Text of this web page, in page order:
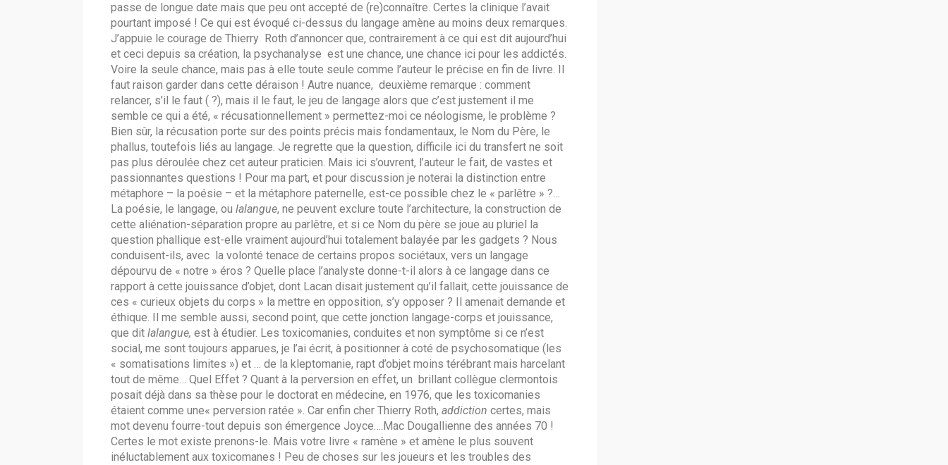
passe de longue date mais que peu ont accepté de (re)connaître. Certes la clinique l’avait
pourtant imposé ! Ce qui est évoqué ci-dessus du langage amène au moins deux remarques.
J’appuie le courage de Thierry Roth d’annoncer que, contrairement à ce qui est dit aujourd’hui
et ceci depuis sa création, la psychanalyse est une chance, une chance ici pour les addictés.
Voire la seule chance, mais pas à elle toute seule comme l’auteur le précise en fin de livre. Il
faut raison garder dans cette déraison ! Autre nuance, deuxième remarque : comment
relancer, s’il le faut ( ?), mais il le faut, le jeu de langage alors que c’est justement il me
semble ce qui a été, « récusationnellement » permettez-moi ce néologisme, le problème ?
Bien sûr, la récusation porte sur des points précis mais fondamentaux, le Nom du Père, le
phallus, toutefois liés au langage. Je regrette que la question, difficile ici du transfert ne soit
pas plus déroulée chez cet auteur praticien. Mais ici s’ouvrent, l’auteur le fait, de vastes et
passionnantes questions ! Pour ma part, et pour discussion je noterai la distinction entre
métaphore – la poésie – et la métaphore paternelle, est-ce possible chez le « parlêtre » ?…
La poésie, le langage, ou lalangue, ne peuvent exclure toute l’architecture, la construction de
cette aliénation-séparation propre au parlêtre, et si ce Nom du père se joue au pluriel la
question phallique est-elle vraiment aujourd’hui totalement balayée par les gadgets ? Nous
conduisent-ils, avec la volonté tenace de certains propos sociétaux, vers un langage
dépourvu de « notre » éros ? Quelle place l’analyste donne-t-il alors à ce langage dans ce
rapport à cette jouissance d’objet, dont Lacan disait justement qu’il fallait, cette jouissance de
ces « curieux objets du corps » la mettre en opposition, s’y opposer ? Il amenait demande et
éthique. Il me semble aussi, second point, que cette jonction langage-corps et jouissance,
que dit lalangue, est à étudier. Les toxicomanies, conduites et non symptôme si ce n’est
social, me sont toujours apparues, je l’ai écrit, à positionner à coté de psychosomatique (les
« somatisations limites ») et … de la kleptomanie, rapt d’objet moins térébrant mais harcelant
tout de même… Quel Effet ? Quant à la perversion en effet, un brillant collègue clermontois
posait déjà dans sa thèse pour le doctorat en médecine, en 1976, que les toxicomanies
étaient comme une« perversion ratée ». Car enfin cher Thierry Roth, addiction certes, mais
mot devenu fourre-tout depuis son émergence Joyce….Mac Dougallienne des années 70 !
Certes le mot existe prenons-le. Mais votre livre « ramène » et amène le plus souvent
inéluctablement aux toxicomanes ! Peu de choses sur les joueurs et les troubles des